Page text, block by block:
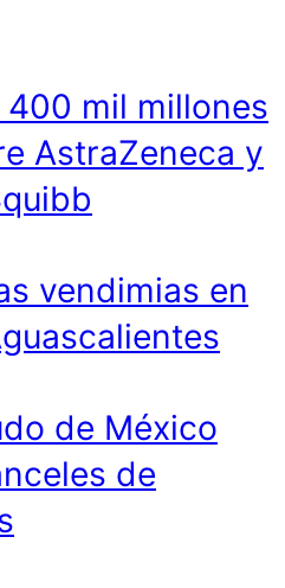
mil millones
AstraZeneca y
vendimias en
de México
de